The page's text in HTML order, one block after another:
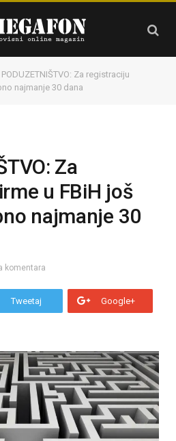
PODUZETNIŠTVO: Za registraciju
najmanje 30 dana
Za
u FBiH još
najmanje 30
komentara
Tweetaj Google+